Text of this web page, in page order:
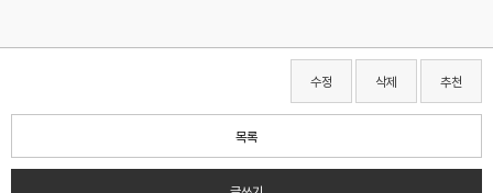
수정 삭제 추천
목록